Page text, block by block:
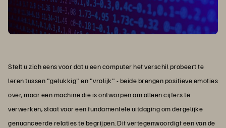
Stelt u zich eens voor dat u een computer het verschil probeert te
leren tussen "gelukkig" en "vrolijk" - beide brengen positieve emoties
over, maar een machine die is ontworpen om alleen cijfers te
verwerken, staat voor een fundamentele uitdaging om dergelijke
genuanceerde relaties te begrijpen. Dit vertegenwoordigt een van de